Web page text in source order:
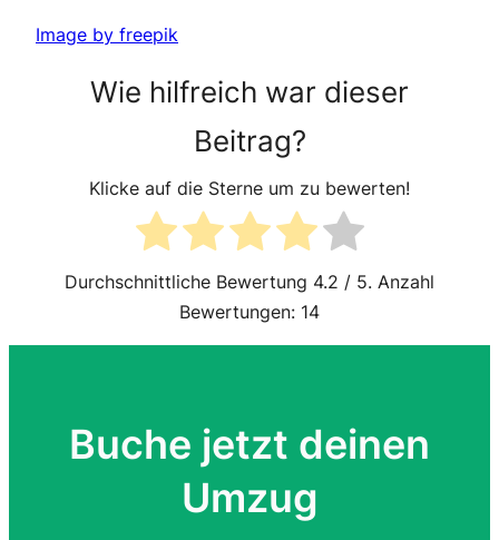
Image by freepik
Wie hilfreich war dieser
Beitrag?
Klicke auf die Sterne um zu bewerten!
Durchschnittliche Bewertung 4.2 / 5. Anzahl
Bewertungen: 14
Buche jetzt deinen
Umzug